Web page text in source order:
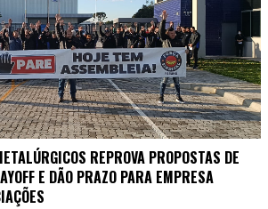
REPROVA PROPOSTAS DE
E DÃO PRAZO PARA EMPRESA